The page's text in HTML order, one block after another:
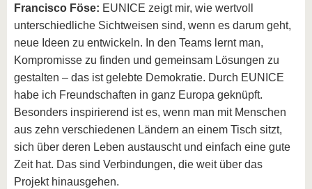
Francisco Föse: EUNICE zeigt mir, wie wertvoll
unterschiedliche Sichtweisen sind, wenn es darum geht,
neue Ideen zu entwickeln. In den Teams lernt man,
Kompromisse zu finden und gemeinsam Lösungen zu
gestalten – das ist gelebte Demokratie. Durch EUNICE
habe ich Freundschaften in ganz Europa geknüpft.
Besonders inspirierend ist es, wenn man mit Menschen
aus zehn verschiedenen Ländern an einem Tisch sitzt,
sich über deren Leben austauscht und einfach eine gute
Zeit hat. Das sind Verbindungen, die weit über das
Projekt hinausgehen.